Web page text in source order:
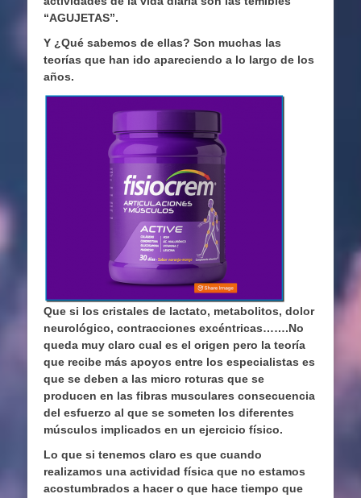
“AGUJETAS”.
Y ¿Qué sabemos de ellas? Son muchas las
teorías que han ido apareciendo a lo largo de los
años.
Que si los cristales de lactato, metabolitos, dolor
neurológico, contracciones excéntricas…….No
queda muy claro cual es el origen pero la teoría
que recibe más apoyos entre los especialistas es
que se deben a las micro roturas que se
producen en las fibras musculares consecuencia
del esfuerzo al que se someten los diferentes
músculos implicados en un ejercicio físico.
Lo que si tenemos claro es que cuando
realizamos una actividad física que no estamos
acostumbrados a hacer o que hace tiempo que